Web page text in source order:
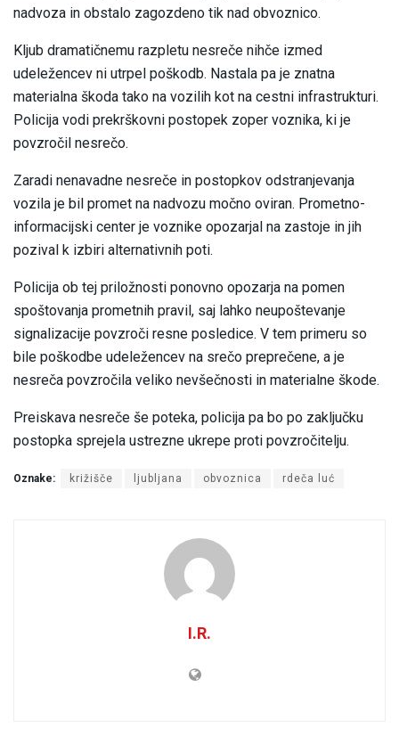
nadvoza in obstalo zagozdeno tik nad obvoznico.
Kljub dramatičnemu razpletu nesreče nihče izmed
udeležencev ni utrpel poškodb. Nastala pa je znatna
materialna škoda tako na vozilih kot na cestni infrastrukturi.
Policija vodi prekrškovni postopek zoper voznika, ki je
povzročil nesrečo.
Zaradi nenavadne nesreče in postopkov odstranjevanja
vozila je bil promet na nadvozu močno oviran. Prometno-
informacijski center je voznike opozarjal na zastoje in jih
pozival k izbiri alternativnih poti.
Policija ob tej priložnosti ponovno opozarja na pomen
spoštovanja prometnih pravil, saj lahko neupoštevanje
signalizacije povzroči resne posledice. V tem primeru so
bile poškodbe udeležencev na srečo preprečene, a je
nesreča povzročila veliko nevšečnosti in materialne škode.
Preiskava nesreče še poteka, policija pa bo po zaključku
postopka sprejela ustrezne ukrepe proti povzročitelju.
Oznake: križišče ljubljana obvoznica rdeča luć
I.R.